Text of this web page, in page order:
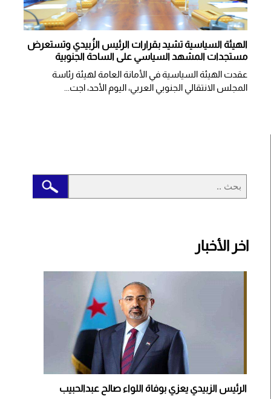
الهيئة السياسية تشيد بقرارات الرئيس الزُبيدي وتستعرض
مستجدات المشهد السياسي على الساحة الجنوبية
عقدت الهيئة السياسية في الأمانة العامة لهيئة رئاسة
المجلس الانتقالي الجنوبي العربي، اليوم الأحد، اجت...
اخر الأخبار
الرئيس الزبيدي يعزي بوفاة اللواء صالح عبدالحبيب